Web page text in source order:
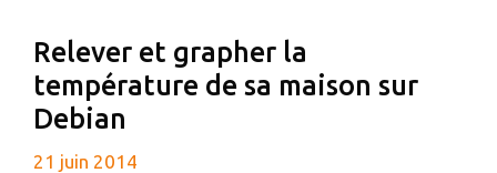
–
XMLRPC),
Relever et grapher la
température de sa maison sur
Debian
21 juin 2014